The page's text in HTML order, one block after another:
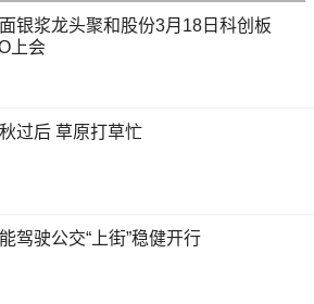
目
银浆龙头聚和股份3月18日科创板
上会
过后 草原打草忙
驾驶公交“上街”稳健开行